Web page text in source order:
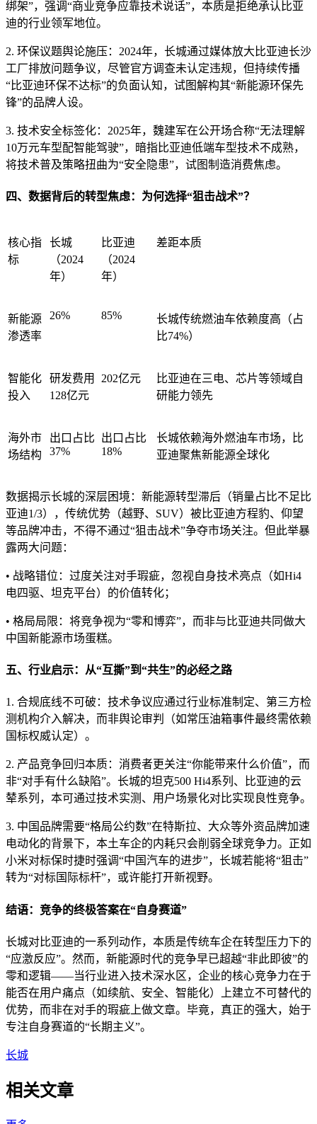
绑架”，强调“商业竞争应靠技术说话”，本质是拒绝承认比亚
迪的行业领军地位。
2. 环保议题舆论施压：2024年，长城通过媒体放大比亚迪长沙
工厂排放问题争议，尽管官方调查未认定违规，但持续传播
“比亚迪环保不达标”的负面认知，试图解构其“新能源环保先
锋”的品牌人设。
3. 技术安全标签化：2025年，魏建军在公开场合称“无法理解
10万元车型配智能驾驶”，暗指比亚迪低端车型技术不成熟，
将技术普及策略扭曲为“安全隐患”，试图制造消费焦虑。
四、数据背后的转型焦虑：为何选择“狙击战术”？
核心指
标
长城
（2024
年）
比亚迪
（2024
年）
差距本质
新能源
渗透率
26% 85%
长城传统燃油车依赖度高（占
比74%）
智能化
投入
研发费用
128亿元
202亿元
比亚迪在三电、芯片等领域自
研能力领先
海外市
场结构
出口占比
37%
出口占比
18%
长城依赖海外燃油车市场，比
亚迪聚焦新能源全球化
数据揭示长城的深层困境：新能源转型滞后（销量占比不足比
亚迪1/3），传统优势（越野、SUV）被比亚迪方程豹、仰望
等品牌冲击，不得不通过“狙击战术”争夺市场关注。但此举暴
露两大问题：
• 战略错位：过度关注对手瑕疵，忽视自身技术亮点（如Hi4
电四驱、坦克平台）的价值转化；
• 格局局限：将竞争视为“零和博弈”，而非与比亚迪共同做大
中国新能源市场蛋糕。
五、行业启示：从“互撕”到“共生”的必经之路
1. 合规底线不可破：技术争议应通过行业标准制定、第三方检
测机构介入解决，而非舆论审判（如常压油箱事件最终需依赖
国标权威认定）。
2. 产品竞争回归本质：消费者更关注“你能带来什么价值”，而
非“对手有什么缺陷”。长城的坦克500 Hi4系列、比亚迪的云
辇系列，本可通过技术实测、用户场景化对比实现良性竞争。
3. 中国品牌需要“格局公约数”在特斯拉、大众等外资品牌加速
电动化的背景下，本土车企的内耗只会削弱全球竞争力。正如
小米对标保时捷时强调“中国汽车的进步”，长城若能将“狙击”
转为“对标国际标杆”，或许能打开新视野。
结语：竞争的终极答案在“自身赛道”
长城对比亚迪的一系列动作，本质是传统车企在转型压力下的
“应激反应”。然而，新能源时代的竞争早已超越“非此即彼”的
零和逻辑——当行业进入技术深水区，企业的核心竞争力在于
能否在用户痛点（如续航、安全、智能化）上建立不可替代的
优势，而非在对手的瑕疵上做文章。毕竟，真正的强大，始于
专注自身赛道的“长期主义”。
长城
相关文章